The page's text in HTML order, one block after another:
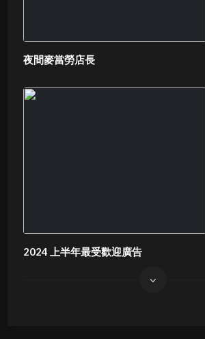
夜間麥當勞店長
2024 上半年最受歡迎廣告